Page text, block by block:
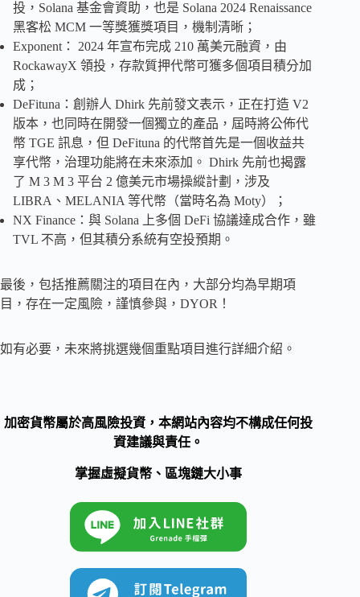
投，Solana 基金會資助，也是 Solana 2024 Renaissance
黑客松 MCM 一等獎獲獎項目，機制清晰；
Exponent： 2024 年宣布完成 210 萬美元融資，由
RockawayX 領投，存款質押代幣可獲多個項目積分加
成；
DeFituna：創辦人 Dhirk 先前發文表示，正在打造 V2
版本，也同時在開發一個獨立的產品，屆時將公佈代
幣 TGE 訊息，但 DeFituna 的代幣首先是一個收益共
享代幣，治理功能將在未來添加。 Dhirk 先前也揭露
了 M 3 M 3 平台 2 億美元市場操縱計劃，涉及
LIBRA、MELANIA 等代幣（當時名為 Moty）；
NX Finance：與 Solana 上多個 DeFi 協議達成合作，雖
TVL 不高，但其積分系統有空投預期。
最後，包括推薦關注的項目在內，大部分均為早期項
目，存在一定風險，謹慎參與，DYOR！
如有必要，未來將挑選幾個重點項目進行詳細介紹。
加密貨幣屬於高風險投資，本網站內容均不構成任何投
資建議與責任。
掌握虛擬貨幣、區塊鏈大小事